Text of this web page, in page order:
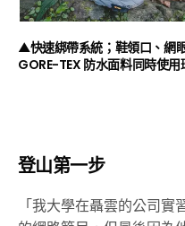
▲快速綁帶系統；鞋領口、網
GORE-TEX 防水面料同時使
登山第一步
「我大學在聶雲的公司